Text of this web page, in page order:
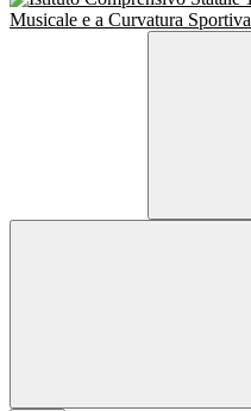
Musicale e a Curvatura Sportiva